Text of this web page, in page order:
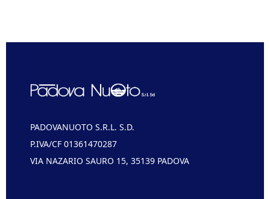
PADOVANUOTO S.R.L. S.D.
P.IVA/CF 01361470287
VIA NAZARIO SAURO 15, 35139 PADOVA